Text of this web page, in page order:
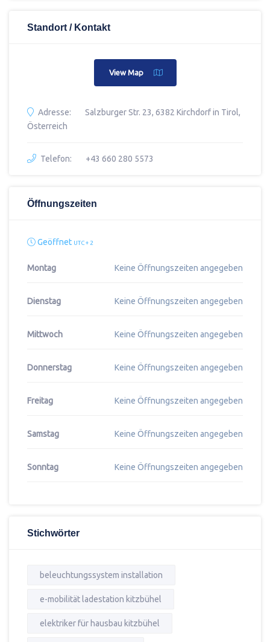
Standort / Kontakt
View Map
Adresse:
Salzburger Str. 23, 6382 Kirchdorf in Tirol,
Österreich
Telefon: +43 660 280 5573
Öffnungszeiten
Geöffnet UTC + 2
Montag Keine Öffnungszeiten angegeben
Dienstag Keine Öffnungszeiten angegeben
Mittwoch Keine Öffnungszeiten angegeben
Donnerstag Keine Öffnungszeiten angegeben
Freitag Keine Öffnungszeiten angegeben
Samstag Keine Öffnungszeiten angegeben
Sonntag Keine Öffnungszeiten angegeben
Stichwörter
beleuchtungssystem installation
e-mobilität ladestation kitzbühel
elektriker für hausbau kitzbühel